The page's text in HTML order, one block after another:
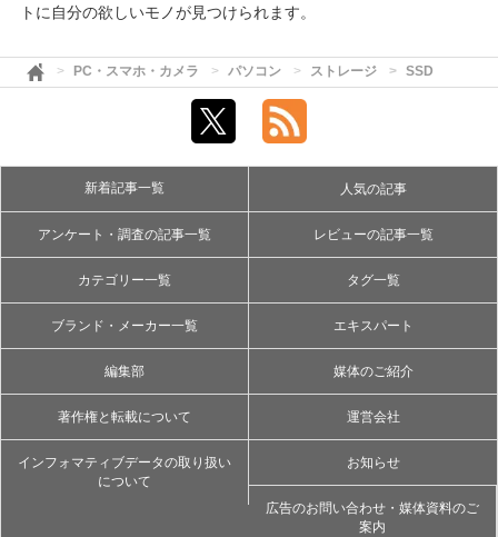
トに自分の欲しいモノが見つけられます。
PC・スマホ・カメラ パソコン ストレージ SSD
新着記事一覧 人気の記事
アンケート・調査の記事一覧 レビューの記事一覧
カテゴリー一覧 タグ一覧
ブランド・メーカー一覧 エキスパート
編集部 媒体のご紹介
著作権と転載について 運営会社
インフォマティブデータの取り扱い
について
お知らせ
広告のお問い合わせ・媒体資料のご
案内